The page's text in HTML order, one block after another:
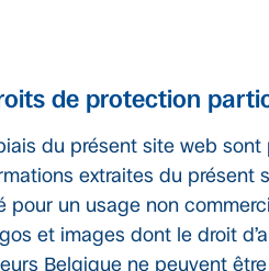
de protection
du présent site web
extraites du présent
pour un usage non
et images dont le droit
Belgique ne peuvent